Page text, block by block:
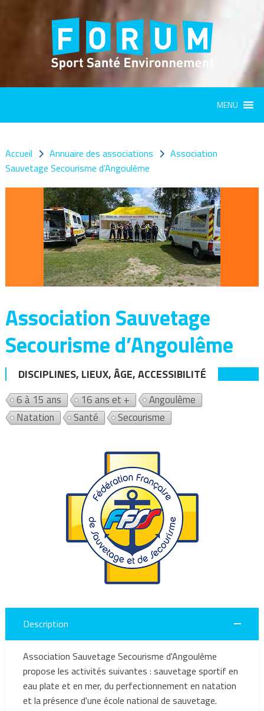
MENU
Accueil Annuaire des associations
Association
Sauvetage Secourisme d’Angoulême
Association Sauvetage
Secourisme d’Angoulême
Description
Association Sauvetage Secourisme d'Angoulême
propose les activités suivantes : sauvetage sportif en
eau plate et en mer, du perfectionnement en natation
et la présence d'une école national de sauvetage.
DISCIPLINES, LIEUX, ÂGE, ACCESSIBILITÉ
6 à 15 ans 16 ans et +
Angoulême
Natation
Santé Secourisme
Panneau de gestion des cookies